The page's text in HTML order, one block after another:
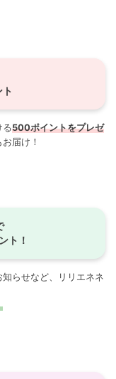
る500ポイントをプレゼ
届け！
ト！
らせなど、リリエネネ